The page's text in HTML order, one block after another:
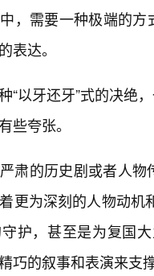
，需要一种极端的
表达。
“以牙还牙”式的决绝
些夸张。
肃的历史剧或者人物
更为深刻的人物动
护，甚至是为复国
巧的叙事和表演来支